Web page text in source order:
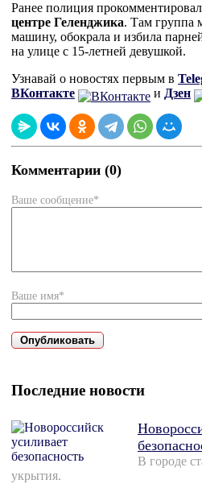
Ранее полиция
центре Геленджика. Там группа
машину, обокрала и избила
на улице с 15-летней девушкой.
Узнавай о новостях первым в
ВКонтакте
и Дзен
Комментарии (0)
Ваше сообщение*
Ваше имя*
Последние новости
В городе
укрытия.